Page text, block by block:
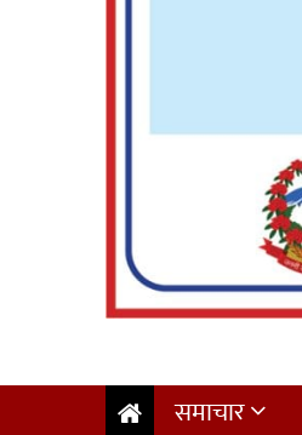
समाचार